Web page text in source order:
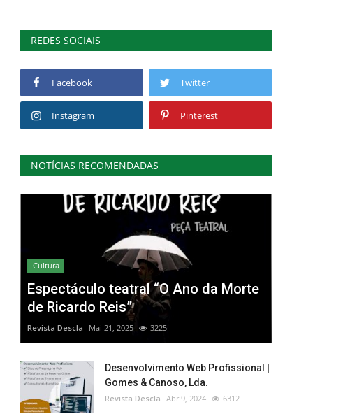
REDES SOCIAIS
Facebook Twitter
Instagram Pinterest
NOTÍCIAS RECOMENDADAS
Cultura
Espectáculo teatral “O Ano da Morte
de Ricardo Reis”
Revista Descla Mai 21, 2025 3225
Desenvolvimento Web Profissional |
Gomes & Canoso, Lda.
Revista Descla Abr 9, 2024 6312